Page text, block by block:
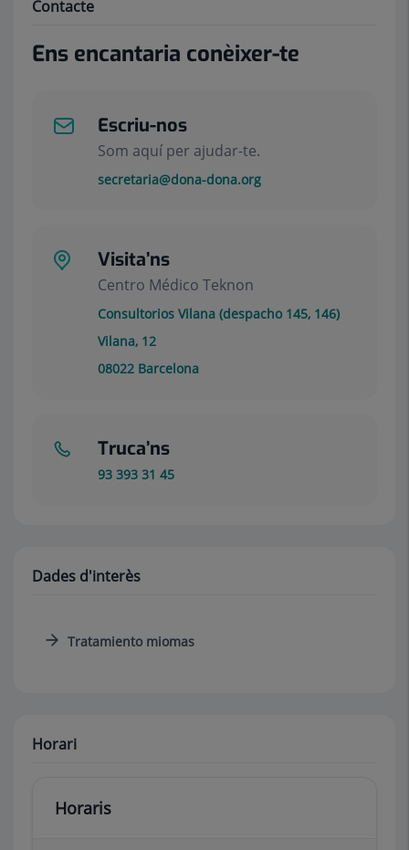
Contacte
Ens encantaria conèixer-te
Escriu-nos
Som aquí per ajudar-te.
secretaria@dona-dona.org
Visita’ns
Centro Médico Teknon
Consultorios Vilana (despacho 145, 146)
Vilana, 12
08022 Barcelona
Truca’ns
93 393 31 45
Dades d'interès
Tratamiento miomas
Horari
Horaris